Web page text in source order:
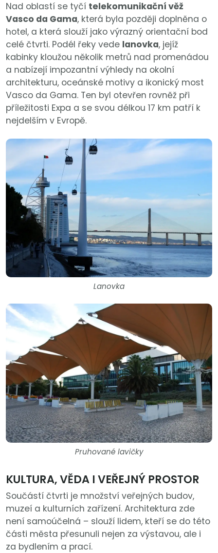
Nad oblastí se tyčí telekomunikační věž
Vasco da Gama, která byla později doplněna o
hotel, a která slouží jako výrazný orientační bod
celé čtvrti. Podél řeky vede lanovka, jejíž
kabinky kloužou několik metrů nad promenádou
a nabízejí impozantní výhledy na okolní
architekturu, oceánské motivy a ikonický most
Vasco da Gama. Ten byl otevřen rovněž při
příležitosti Expa a se svou délkou 17 km patří k
nejdelším v Evropě.
Lanovka
Pruhované lavičky
KULTURA, VĚDA I VEŘEJNÝ PROSTOR
Součástí čtvrti je množství veřejných budov,
muzeí a kulturních zařízení. Architektura zde
není samoúčelná – slouží lidem, kteří se do této
části města přesunuli nejen za výstavou, ale i
za bydlením a prací.